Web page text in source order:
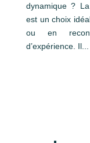
dynamique ?
est un choix
ou en
d’expérience. Il...